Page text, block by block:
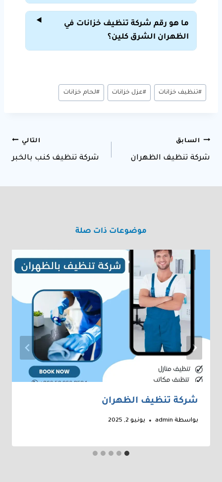
ما هو رقم شركة تنظيف خزانات في
الظهران الشرق كلين؟
وسوم
المقال:
#تنظيف خزانات #عزل خزانات #لحام خزانات
تصفّح
المقالات
السابق
شركة تنظيف الظهران
التالي
شركة تنظيف كنب بالخبر
موضوعات ذات صلة
شركة تنظيف الظهران
بواسطة admin يونيو 2, 2025